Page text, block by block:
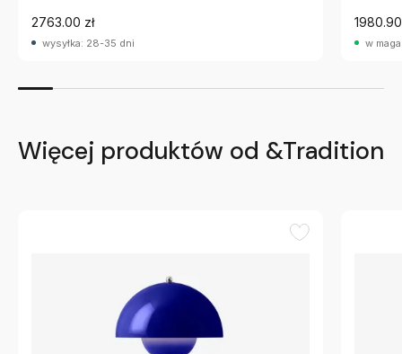
2763.00 zł
wysyłka: 28-35 dni
1980.90
w
Więcej produktów od &Tradition